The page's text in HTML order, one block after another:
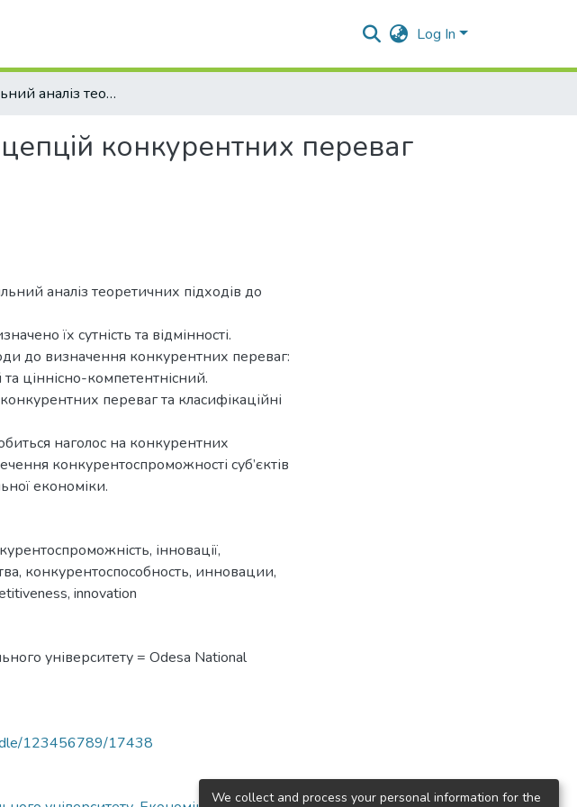
Log In
Порівняльний аналіз теоретичних концепцій конкурентних переваг
конкурентних переваг
аналіз теоретичних підходів до
їх сутність та відмінності.
до визначення конкурентних переваг:
ціннісно-компетентнісний.
переваг та класифікаційні
наголос на конкурентних
конкурентоспроможності суб’єктів
економіки.
, інновації,
, конкурентоспособность, инновации,
, innovation
університету = Odesa National
123456789/17438
We collect and process your personal information for the